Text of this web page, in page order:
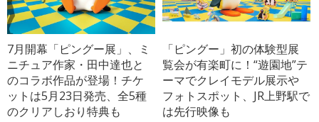
7月開幕「ピングー展」、ミ
ニチュア作家・田中達也と
のコラボ作品が登場！チケ
ットは5月23日発売、全5種
のクリアしおり特典も
「ピングー」初の体験型展
覧会が有楽町に！“遊園地”テ
ーマでクレイモデル展示や
フォトスポット、JR上野駅で
は先行映像も